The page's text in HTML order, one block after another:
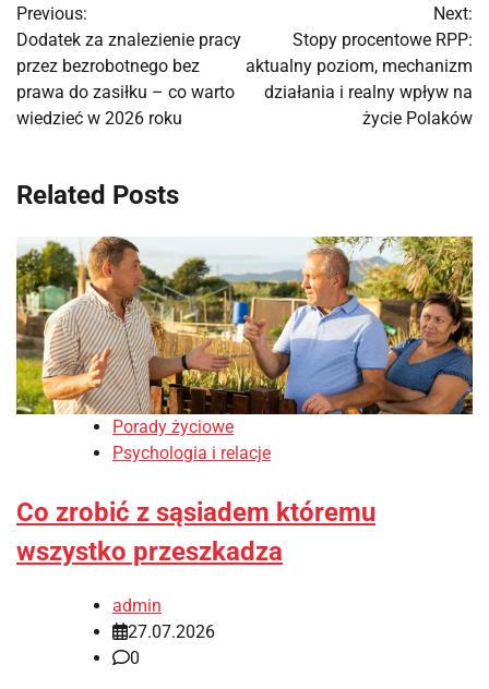
wpisu
Previous:
Dodatek za znalezienie pracy
przez bezrobotnego bez
prawa do zasiłku – co warto
wiedzieć w 2026 roku
Next:
Stopy procentowe RPP:
aktualny poziom, mechanizm
działania i realny wpływ na
życie Polaków
Related Posts
Porady życiowe
Psychologia i relacje
Co zrobić z sąsiadem któremu
wszystko przeszkadza
admin
27.07.2026
0